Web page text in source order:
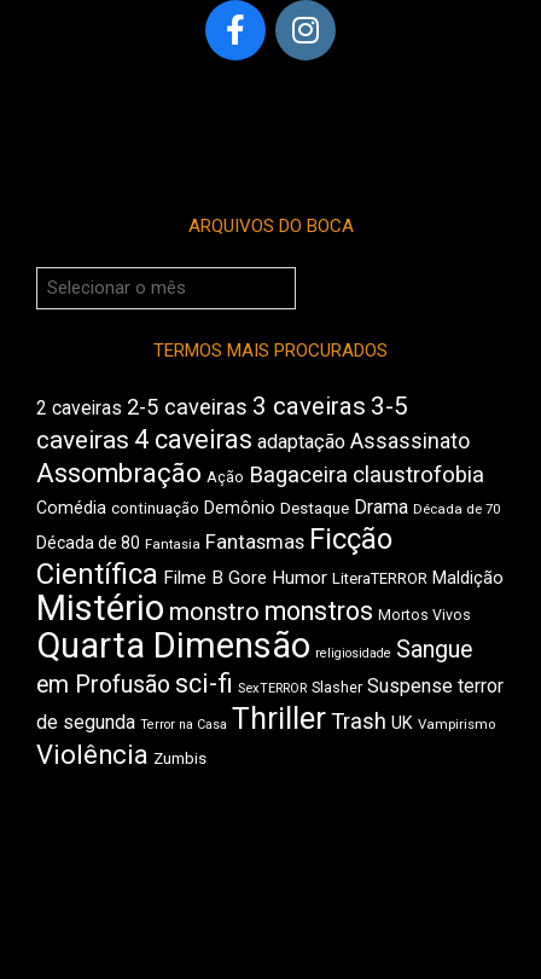
ARQUIVOS DO BOCA
Arquivos
do
TERMOS MAIS PROCURADOS
2 caveiras 2-5 caveiras 3 caveiras 3-5
caveiras 4 caveiras adaptação Assassinato
Assombração Ação Bagaceira claustrofobia
Comédia continuação Demônio Destaque Drama Década de 70
Década de 80 Fantasia Fantasmas Ficção
Científica Filme B Gore Humor LiteraTERROR Maldição
Mistério monstro monstros Mortos Vivos
Quarta Dimensão religiosidade Sangue
em Profusão sci-fi SexTERROR Slasher Suspense terror
de segunda Terror na Casa ThrillerTrash UK Vampirismo
Violência Zumbis